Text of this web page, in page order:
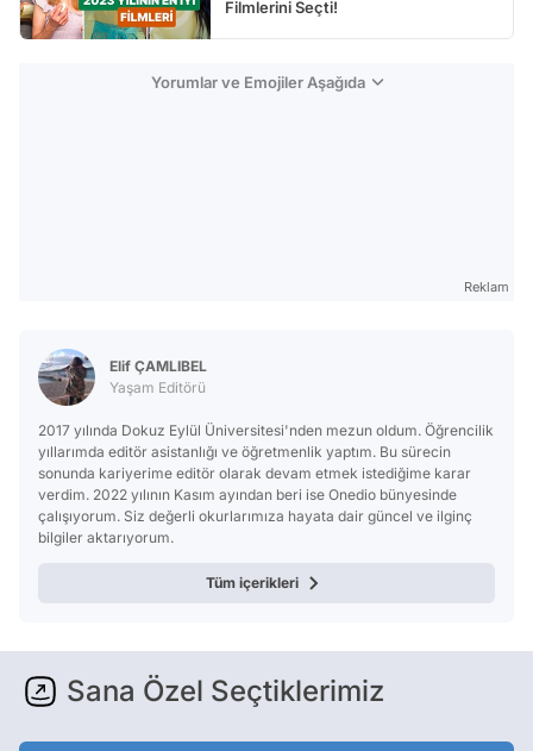
Filmlerini Seçti!
Yorumlar ve Emojiler Aşağıda
Reklam
Elif ÇAMLIBEL
Yaşam Editörü
2017 yılında Dokuz Eylül Üniversitesi'nden mezun oldum. Öğrencilik
yıllarımda editör asistanlığı ve öğretmenlik yaptım. Bu sürecin
sonunda kariyerime editör olarak devam etmek istediğime karar
verdim. 2022 yılının Kasım ayından beri ise Onedio bünyesinde
çalışıyorum. Siz değerli okurlarımıza hayata dair güncel ve ilginç
bilgiler aktarıyorum.
Tüm içerikleri
Sana Özel Seçtiklerimiz